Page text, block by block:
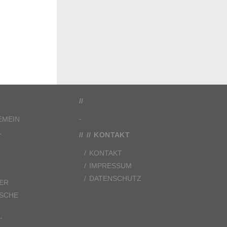
KONTAKT
KONTAKT
IMPRESSUM
DATENSCHUTZ